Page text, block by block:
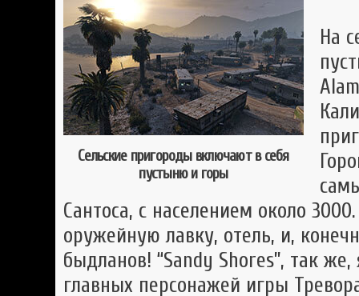
Сельские пригороды включают в себя
пустыню и горы
На
Сантоса, с населением около
оружейную лавку, отель, и,
быдланов! “Sandy Shores”, так
главных персонажей игры